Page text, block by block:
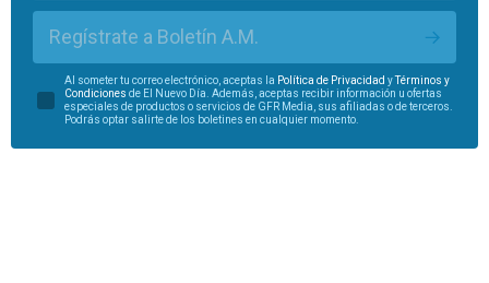
Regístrate a Boletín A.M.
Al someter tu correo electrónico, aceptas la Política de Privacidad yTérminos y
Condiciones de El Nuevo Día. Además, aceptas recibir información u ofertas
especiales de productos o servicios de GFR Media, sus afiliadas o de terceros.
Podrás optar salirte de los boletines en cualquier momento.